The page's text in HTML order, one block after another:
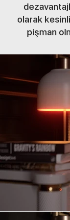
olarak
pişman